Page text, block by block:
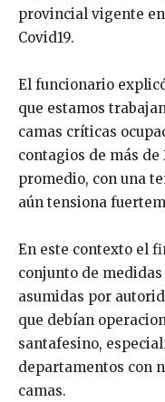
provincial vigente
Covid19.
El funcionario
que estamos
camas críticas
contagios de más
promedio, con una
aún tensiona
En este contexto el
conjunto de
asumidas por
que debían
santafesino,
departamentos con
camas.